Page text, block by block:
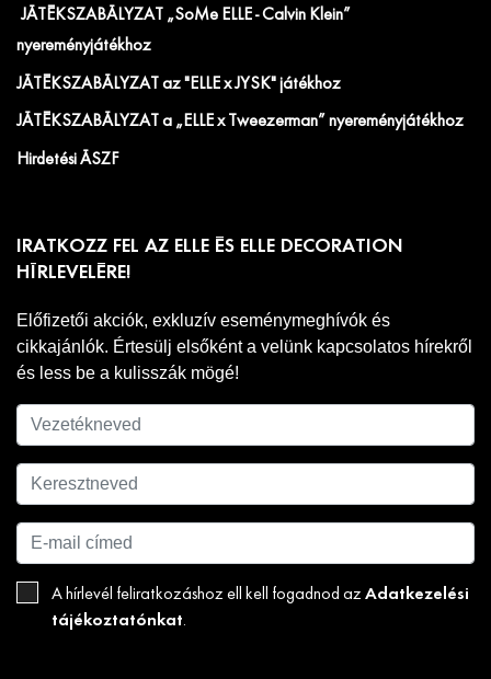
JÁTÉKSZABÁLYZAT „SoMe ELLE - Calvin Klein”
nyereményjátékhoz
JÁTÉKSZABÁLYZAT az "ELLE x JYSK" játékhoz
JÁTÉKSZABÁLYZAT a „ELLE x Tweezerman” nyereményjátékhoz
Hirdetési ÁSZF
IRATKOZZ FEL AZ ELLE ÉS ELLE DECORATION
HÍRLEVELÉRE!
Előfizetői akciók, exkluzív eseménymeghívók és
cikkajánlók. Értesülj elsőként a velünk kapcsolatos hírekről
és less be a kulisszák mögé!
A hírlevél feliratkozáshoz ell kell fogadnod az Adatkezelési
tájékoztatónkat.